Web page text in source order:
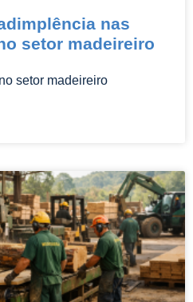
nas
setor madeireiro
setor madeireiro